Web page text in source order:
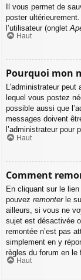
Il vous permet de
poster
l’utilisateur (onglet
Haut
Pourquoi mon
L’administrateur
lequel vous postez
possible aussi que
messages doivent
l’administrateur pour
Haut
Comment
En cliquant sur le
pouvez remonterle
ailleurs, si vous ne
sujet est désactivée
remontée n’est pas
simplement en y
règles du forum en le
Haut